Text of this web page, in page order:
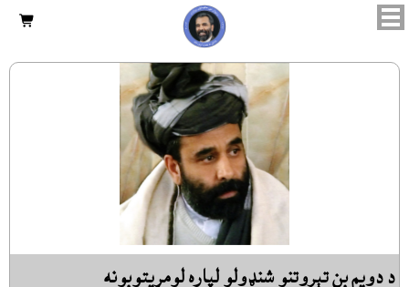

د دويم بن تېروتنو شنډولو لپاره لومړيتوبونه